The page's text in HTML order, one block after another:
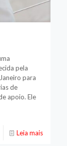
pela
para
de
apoio. Ele
Leia mais